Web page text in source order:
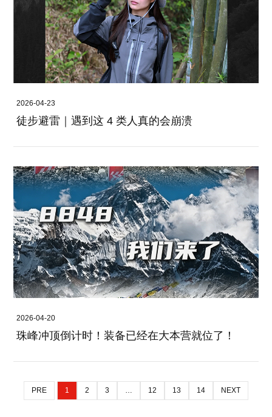
2026-04-23
徒步避雷｜遇到这 4 类人真的会崩溃
2026-04-20
珠峰冲顶倒计时！装备已经在大本营就位了！
PRE 1 2 3 … 12 13 14 NEXT